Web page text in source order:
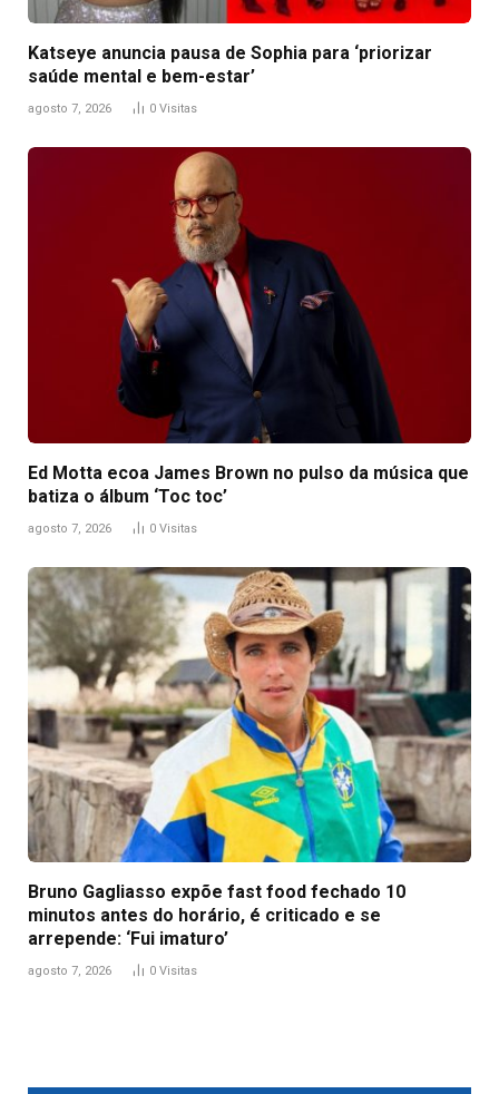
Katseye anuncia pausa de Sophia para ‘priorizar
saúde mental e bem-estar’
agosto 7, 2026 0 Visitas
Ed Motta ecoa James Brown no pulso da música que
batiza o álbum ‘Toc toc’
agosto 7, 2026 0 Visitas
Bruno Gagliasso expõe fast food fechado 10
minutos antes do horário, é criticado e se
arrepende: ‘Fui imaturo’
agosto 7, 2026 0 Visitas